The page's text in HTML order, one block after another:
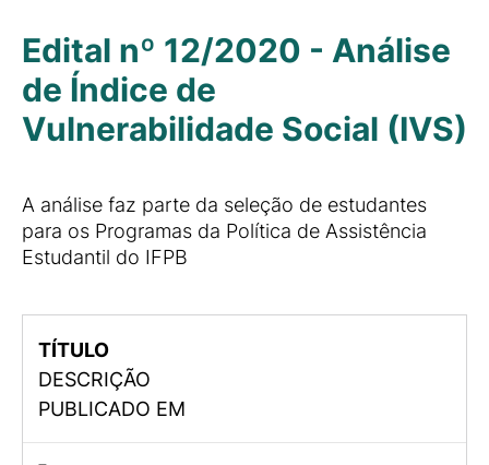
Edital nº 12/2020 - Análise
de Índice de
Vulnerabilidade Social (IVS)
A análise faz parte da seleção de estudantes
para os Programas da Política de Assistência
Estudantil do IFPB
TÍTULO
DESCRIÇÃO
PUBLICADO EM